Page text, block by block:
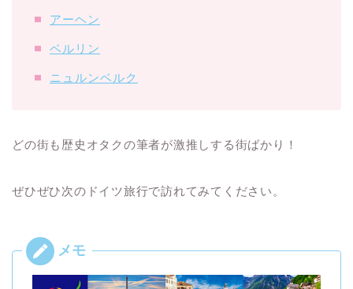
アーヘン
ベルリン
ニュルンベルク
どの街も歴史オタクの筆者が激推しする街ばかり！
ぜひぜひ次のドイツ旅行で訪れてみてください。